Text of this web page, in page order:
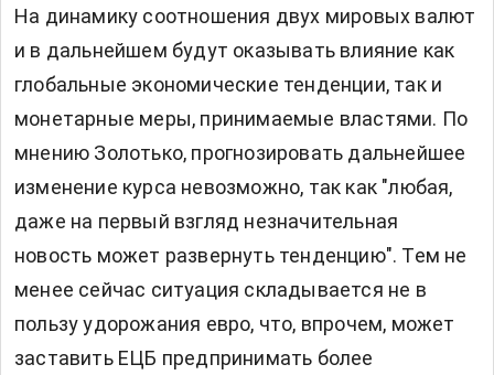
На динамику соотношения двух мировых валют
и в дальнейшем будут оказывать влияние как
глобальные экономические тенденции, так и
монетарные меры, принимаемые властями. По
мнению Золотько, прогнозировать дальнейшее
изменение курса невозможно, так как "любая,
даже на первый взгляд незначительная
новость может развернуть тенденцию". Тем не
менее сейчас ситуация складывается не в
пользу удорожания евро, что, впрочем, может
заставить ЕЦБ предпринимать более